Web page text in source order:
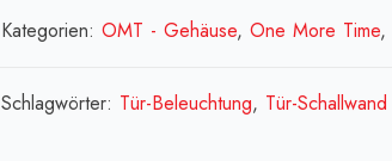
x
W[:en]Ballast
Kategorien: OMT - Gehäuse, One More Time,
Schlagwörter: Tür-Beleuchtung, Tür-Schallwand